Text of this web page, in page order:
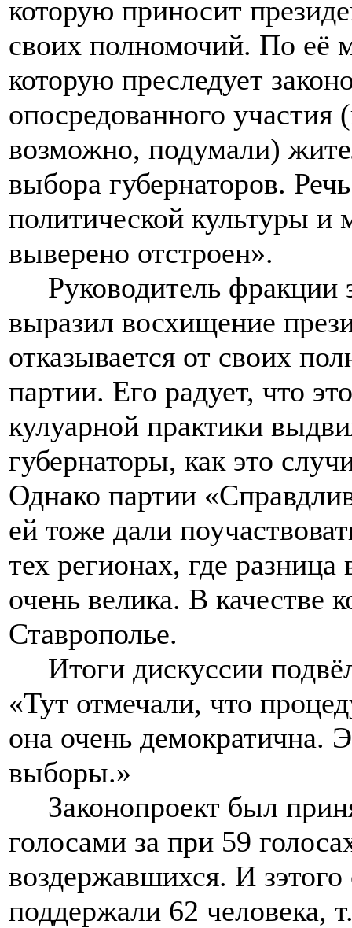
которую приносит
своих полномочий. По её
которую преследует
опосредованного
возможно, подумали)
выбора губернаторов.
политической культуры и
выверено отстроен».
Руководитель фракции
выразил восхищение
отказывается от своих
партии. Его радует, что
кулуарной практики
губернаторы, как это
Однако партии
ей тоже дали
тех регионах, где
очень велика. В качестве
Ставрополье.
Итоги дискуссии
«Тут отмечали, что
она очень демократична.
выборы.»
Законопроект был
голосами за при 59
воздержавшихся. И зэтого
поддержали 62 человека,